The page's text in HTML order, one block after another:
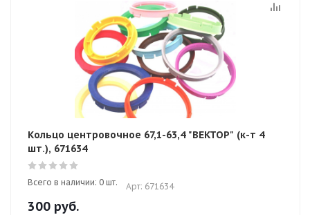
Кольцо центровочное 67,1-63,4 "ВЕКТОР" (к-т 4
шт.), 671634
Всего в наличии: 0 шт. Арт: 671634
300 руб.